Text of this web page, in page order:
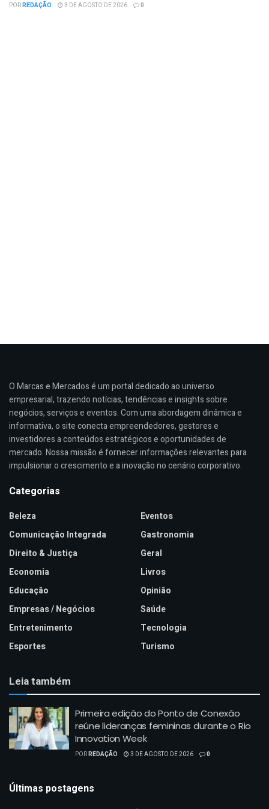
PORREDAÇÃO 3 DE AGOSTO DE 2026 0
O Marcas e Mercados é um portal dedicado ao universo
empresarial, trazendo notícias, tendências e insights sobre
negócios, serviços e eventos. Com uma abordagem dinâmica e
informativa, o site conecta empreendedores, gestores e
investidores a conteúdos estratégicos e oportunidades de
mercado. Nossa missão é fornecer informações relevantes para
impulsionar o crescimento e a inovação no cenário corporativo.
Categorias
Beleza
Comunicação Integrada
Direito & Justiça
Economia
Educação
Empresas / Negócios
Entretenimento
Esportes
Eventos
Gastronomia
Geral
Livros
Opinião
Saúde
Tecnologia
Turismo
Leia também
Primeira edição do Ponto de Conexão
reúne lideranças femininas durante o Rio
Innovation Week
PORREDAÇÃO 3 DE AGOSTO DE 2026 0
Últimas postagens